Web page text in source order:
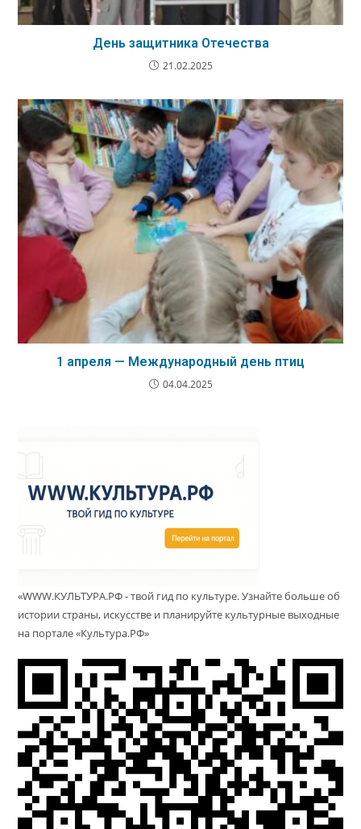
День защитника Отечества
21.02.2025
1 апреля — Международный день птиц
04.04.2025
«WWW.КУЛЬТУРА.РФ - твой гид по культуре. Узнайте больше об
истории страны, искусстве и планируйте культурные выходные
на портале «Культура.РФ»